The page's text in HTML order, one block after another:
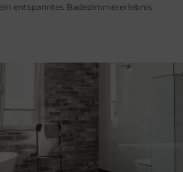
ent­spanntes Badezimmer­erlebnis